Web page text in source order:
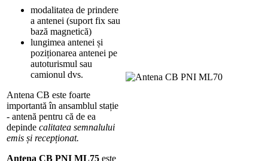
modalitatea de prindere
a antenei (suport fix sau
bază magnetică)
lungimea antenei și
poziționarea antenei pe
autoturismul sau
camionul dvs.
Antena CB este foarte
importantă în ansamblul stație
- antenă pentru că de ea
depinde calitatea semnalului
emis și recepționat.
Antena CB PNI ML75 este